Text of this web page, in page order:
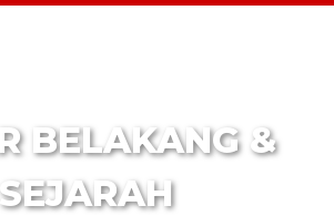
BELAKANG &
SEJARAH